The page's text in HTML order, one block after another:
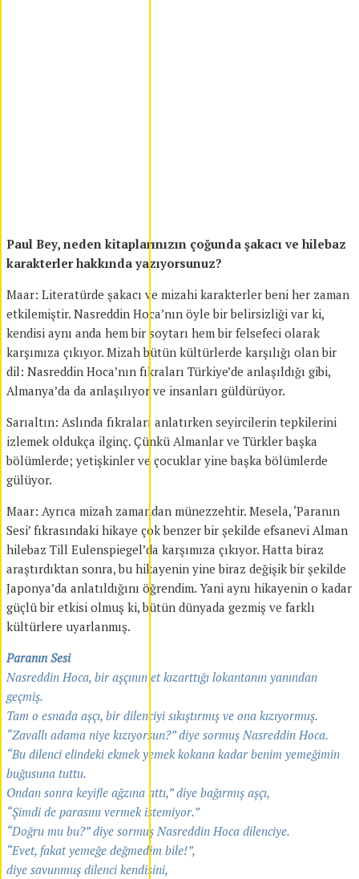
Paul Bey, neden kitaplarınızın çoğunda şakacı ve hilebaz
karakterler hakkında yazıyorsunuz?
Maar: Literatürde şakacı ve mizahi karakterler beni her zaman
etkilemiştir. Nasreddin Hoca’nın öyle bir belirsizliği var ki,
kendisi aynı anda hem bir soytarı hem bir felsefeci olarak
karşımıza çıkıyor. Mizah bütün kültürlerde karşılığı olan bir
dil: Nasreddin Hoca’nın fıkraları Türkiye’de anlaşıldığı gibi,
Almanya’da da anlaşılıyor ve insanları güldürüyor.
Sarıaltın: Aslında fıkraları anlatırken seyircilerin tepkilerini
izlemek oldukça ilginç. Çünkü Almanlar ve Türkler başka
bölümlerde; yetişkinler ve çocuklar yine başka bölümlerde
gülüyor.
Maar: Ayrıca mizah zamandan münezzehtir. Mesela, ‘Paranın
Sesi’ fıkrasındaki hikaye çok benzer bir şekilde efsanevi Alman
hilebaz Till Eulenspiegel’da karşımıza çıkıyor. Hatta biraz
araştırdıktan sonra, bu hikayenin yine biraz değişik bir şekilde
Japonya’da anlatıldığını öğrendim. Yani aynı hikayenin o kadar
güçlü bir etkisi olmuş ki, bütün dünyada gezmiş ve farklı
kültürlere uyarlanmış.
Paranın Sesi
Nasreddin Hoca, bir aşçının et kızarttığı lokantanın yanından
geçmiş.
Tam o esnada aşçı, bir dilenciyi sıkıştırmış ve ona kızıyormuş.
“Zavallı adama niye kızıyorsun?” diye sormuş Nasreddin Hoca.
“Bu dilenci elindeki ekmek yemek kokana kadar benim yemeğimin
buğusuna tuttu.
Ondan sonra keyifle ağzına attı,” diye bağırmış aşçı,
“Şimdi de parasını vermek istemiyor.”
“Doğru mu bu?” diye sormuş Nasreddin Hoca dilenciye.
“Evet, fakat yemeğe değmedim bile!”,
diye savunmuş dilenci kendisini,